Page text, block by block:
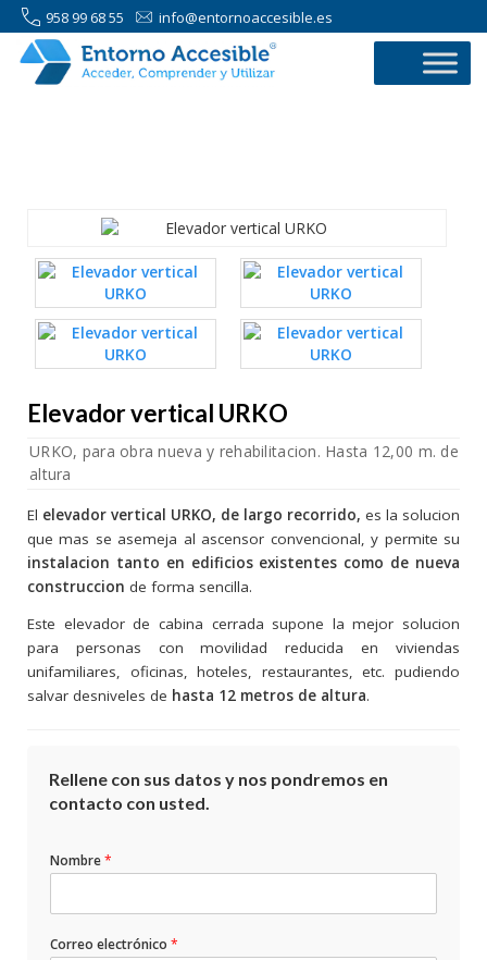
958 99 68 55 info@entornoaccesible.es
Elevador vertical URKO
URKO, para obra nueva y rehabilitacion. Hasta 12,00 m. de
altura
El elevador vertical URKO, de largo recorrido, es la solucion
que mas se asemeja al ascensor convencional, y permite su
instalacion tanto en edificios existentes como de nueva
construccion de forma sencilla.
Este elevador de cabina cerrada supone la mejor solucion
para personas con movilidad reducida en viviendas
unifamiliares, oficinas, hoteles, restaurantes, etc. pudiendo
salvar desniveles de hasta 12 metros de altura.
Rellene con sus datos y nos pondremos en
contacto con usted.
Nombre*
Correo electrónico *